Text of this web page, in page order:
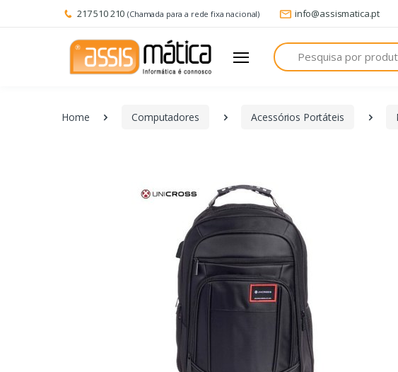
217 510 210 (Chamada para a rede fixa nacional) info@assismatica.pt
Pesquisa
Home Computadores Acessórios Portáteis